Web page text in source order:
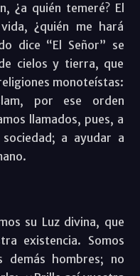
¿a quién temeré? El
¿quién me hará
dice “El Señor” se
cielos y tierra, que
monoteístas:
por ese orden
llamados, pues, a
a ayudar a
su Luz divina, que
existencia. Somos
hombres; no